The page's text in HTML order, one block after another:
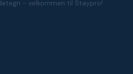
- velkommen til Staypro!